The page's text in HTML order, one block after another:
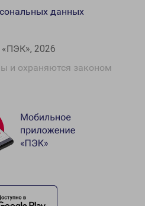
2026
и охраняются законом
данных